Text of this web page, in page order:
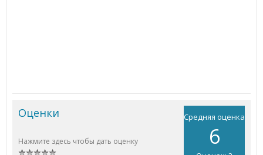
Средняя оценка
6
Оценки
Нажмите здесь чтобы дать оценку